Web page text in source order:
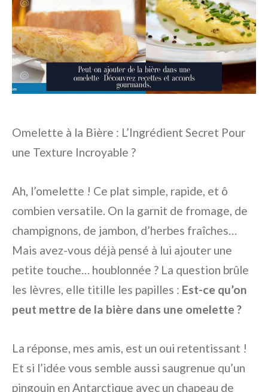
Omelette à la Bière : L’Ingrédient Secret Pour
une Texture Incroyable ?
Ah, l’omelette ! Ce plat simple, rapide, et ô
combien versatile. On la garnit de fromage, de
champignons, de jambon, d’herbes fraîches…
Mais avez-vous déjà pensé à lui ajouter une
petite touche… houblonnée ? La question brûle
les lèvres, elle titille les papilles : Est-ce qu’on
peut mettre de la bière dans une omelette ?
La réponse, mes amis, est un oui retentissant !
Et si l’idée vous semble aussi saugrenue qu’un
pingouin en Antarctique avec un chapeau de